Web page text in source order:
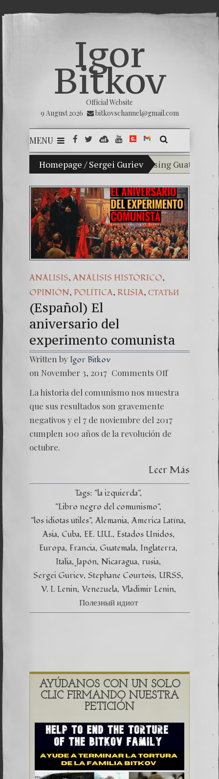
Igor
Bitkov
Official Website
9 August 2026
bitkovschannel@gmail.com
MENU
Homepage / Sergei Guriev
My son Vladimir Bitkov, a promising Guatemalan
Breaking the
(Español)
Criminality in
(Español) Daño
7. Our Struggle
ANÁLISIS, ANÁLISIS HISTÓRICO,
OPINIÓN, POLÍTICA, RUSIA, СТАТЬИ
(Español) El
aniversario del
experimento comunista
Written by Igor Bitkov
on November 3, 2017 Comments Off
La historia del comunismo nos muestra
que sus resultados son gravemente
negativos y el 7 de noviembre del 2017
cumplen 100 años de la revolución de
octubre.
Leer Más
Tags: "la izquierda"
"Libro negro del comunismo"
"los idiotas útiles" Alemania America Latína
Asia Cuba EE. UU. Estados Unidos
Europa Francia Guatemala Inglaterra
Italia Japón Nicaragua rusia
Sergei Guriev Stephane Courtois URSS
V. I. Lenin Venezuela Vladimir Lenin
Полезный идиот
AYÚDANOS CON UN SOLO
CLIC FIRMANDO NUESTRA
PETICIÓN